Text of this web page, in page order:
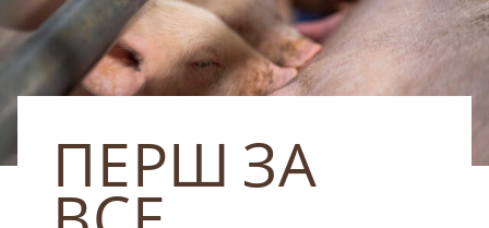
ПЕРШ ЗА